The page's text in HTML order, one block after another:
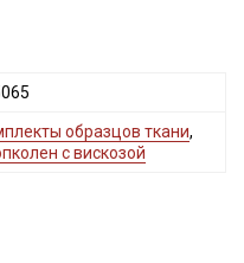
образцов ткани,
с вискозой
30% на узкие